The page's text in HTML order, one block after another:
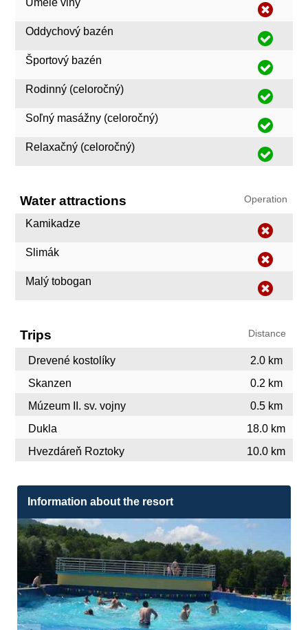
Umelé vlny
Oddychový bazén
Športový bazén
Rodinný (celoročný)
Soľný masážny (celoročný)
Relaxačný (celoročný)
Water attractions Operation
Kamikadze
Slimák
Malý tobogan
Trips Distance
Drevené kostolíky
2.0 km
Skanzen
0.2 km
Múzeum II. sv. vojny
0.5 km
Dukla
18.0 km
Hvezdáreň Roztoky
10.0 km
Information about the resort